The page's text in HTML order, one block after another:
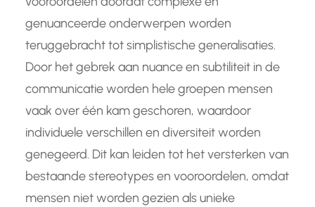
genuanceerde onderwerpen worden
teruggebracht tot simplistische generalisaties.
Door het gebrek aan nuance en subtiliteit in de
communicatie worden hele groepen mensen
vaak over één kam geschoren, waardoor
individuele verschillen en diversiteit worden
genegeerd. Dit kan leiden tot het versterken van
bestaande stereotypes en vooroordelen, omdat
mensen niet worden gezien als unieke